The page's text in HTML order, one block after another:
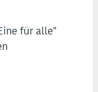
für alle"